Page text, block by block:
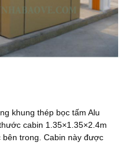
khung thép bọc tấm Alu
cabin 1.35×1.35×2.4m
trong. Cabin này được